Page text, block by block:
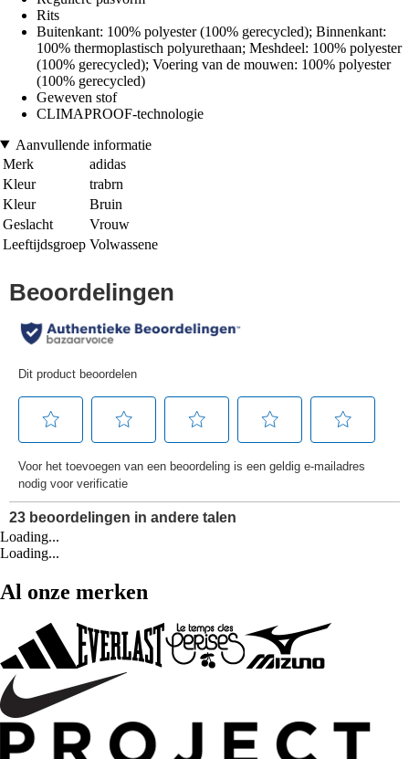
Rits
Buitenkant: 100% polyester (100% gerecycled); Binnenkant:
100% thermoplastisch polyurethaan; Meshdeel: 100% polyester
(100% gerecycled); Voering van de mouwen: 100% polyester
(100% gerecycled)
Geweven stof
CLIMAPROOF-technologie
Aanvullende informatie
Merk
adidas
Kleur
trabrn
Kleur
Bruin
Geslacht
Vrouw
Leeftijdsgroep Volwassene
Loading...
Loading...
Al onze merken